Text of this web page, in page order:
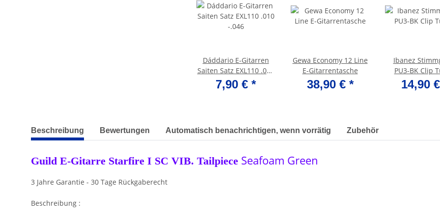
Dáddario E-Gitarren
Saiten Satz EXL110 .010
-.046
7,90 € *
Gewa Economy 12 Line
E-Gitarrentasche
38,90 € *
Ibanez
PU3-BK Clip
14,90 €
weitere Registerkarten anzeigen
Beschreibung Bewertungen Automatisch benachrichtigen, wenn vorrätig Zubehör
Guild E-Gitarre Starfire I SC VIB. Tailpiece Seafoam Green
3 Jahre Garantie - 30 Tage Rückgaberecht
Beschreibung :